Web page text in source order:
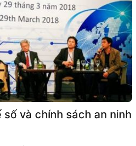
Dự thảo Luật An ninh mạng liên
nghiệp và tập hợp ý kiến của
kinh nghiệm quốc tế về quản
số và chính sách an ninh